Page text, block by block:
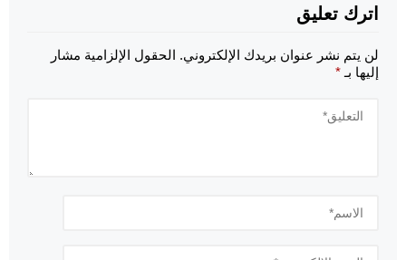
اترك تعليق
لن يتم نشر عنوان بريدك الإلكتروني. الحقول الإلزامية مشار
إليها بـ *